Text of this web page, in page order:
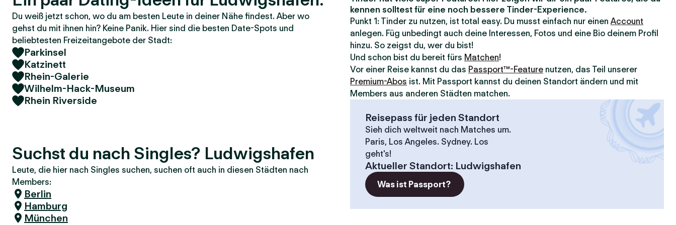
Du weiß jetzt schon, wo du am besten Leute in deiner Nähe findest. Aber wo
gehst du mit ihnen hin? Keine Panik. Hier sind die besten Date-Spots und
beliebtesten Freizeitangebote der Stadt:
Parkinsel
Katzinett
Rhein-Galerie
Wilhelm-Hack-Museum
Rhein Riverside
Suchst du nach Singles? Ludwigshafen
Leute, die hier nach Singles suchen, suchen oft auch in diesen Städten nach
Members:
Berlin
Hamburg
München
kennen solltest für eine noch bessere Tinder-Experience.
Punkt 1: Tinder zu nutzen, ist total easy. Du musst einfach nur einenAccount
anlegen. Füg unbedingt auch deine Interessen, Fotos und eine Bio deinem Profil
hinzu. So zeigst du, wer du bist!
Und schon bist du bereit fürs Matchen!
Vor einer Reise kannst du das Passport™-Feature nutzen, das Teil unserer
Premium-Abos ist. Mit Passport kannst du deinen Standort ändern und mit
Members aus anderen Städten matchen.
Reisepass für jeden Standort
Sieh dich weltweit nach Matches um.
Paris, Los Angeles. Sydney. Los
geht's!
Aktueller Standort: Ludwigshafen
Was ist Passport?